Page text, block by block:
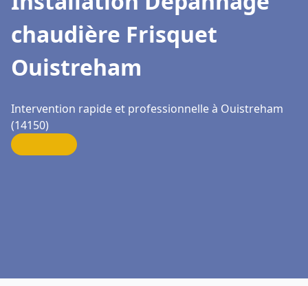
chaudière Frisquet
Ouistreham
Intervention rapide et professionnelle à Ouistreham
(14150)